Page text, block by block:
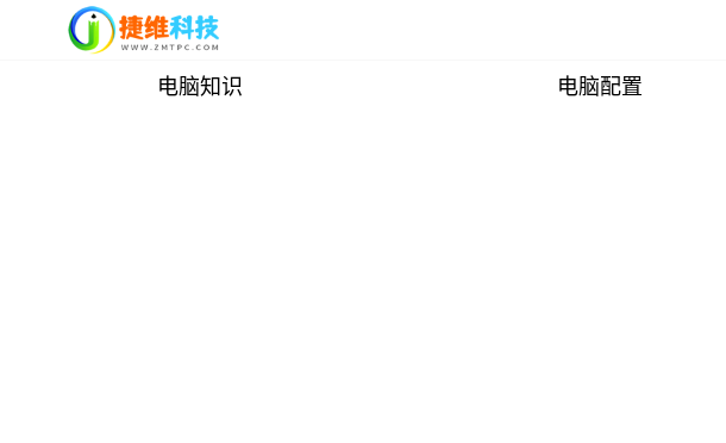
电脑知识 电脑配置